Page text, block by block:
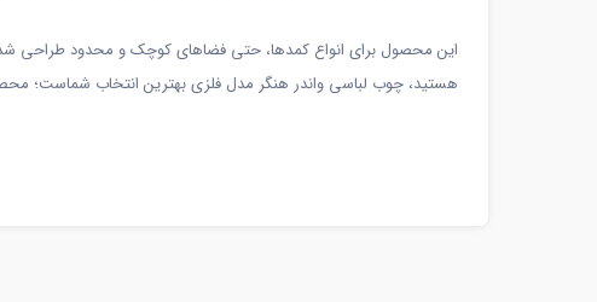
این محصول برای انواع کمد‌ها، حتی فضاهای کوچک و محدود طراحی شده
هستید، چوب لباسی واندر هنگر مدل فلزی بهترین انتخاب شماست؛